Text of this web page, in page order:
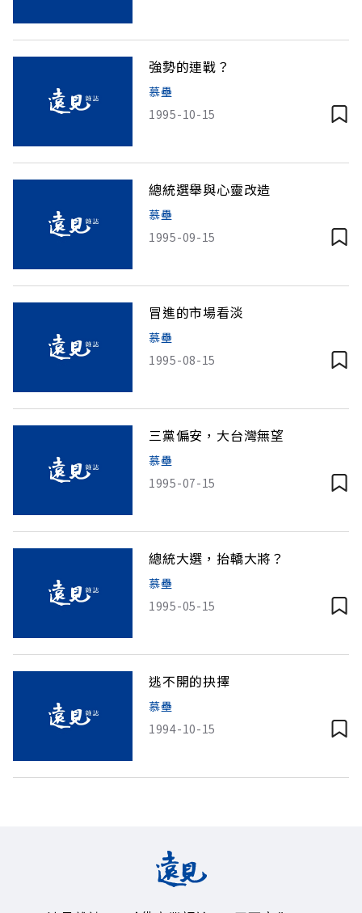
強勢的連戰？
慕壘
1995-10-15
總統選舉與心靈改造
慕壘
1995-09-15
冒進的市場看淡
慕壘
1995-08-15
三黨偏安，大台灣無望
慕壘
1995-07-15
總統大選，抬轎大將？
慕壘
1995-05-15
逃不開的抉擇
慕壘
1994-10-15